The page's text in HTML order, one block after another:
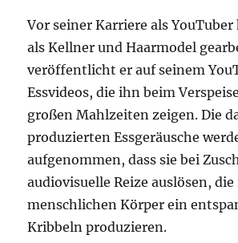
Vor seiner Karriere als YouTuber
als Kellner und Haarmodel
veröffentlicht er auf seinem
Essvideos, die ihn beim
großen Mahlzeiten zeigen. Die
produzierten Essgeräusche
aufgenommen, dass sie bei
audiovisuelle Reize auslösen,
menschlichen Körper ein
Kribbeln produzieren.